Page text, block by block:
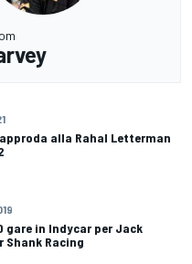
alla Rahal Letterman
gare in Indycar per Jack
Shank Racing